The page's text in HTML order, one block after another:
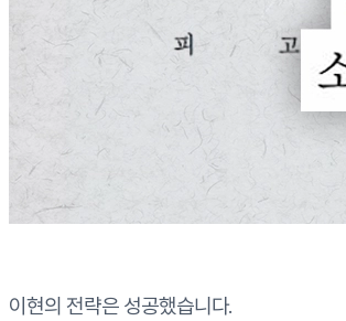
이현의 전략은 성공했습니다.